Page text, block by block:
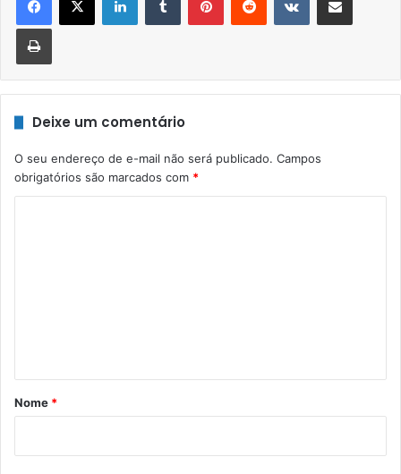
Imprimir
Deixe um comentário
O seu endereço de e-mail não será publicado. Campos
obrigatórios são marcados com *
rNome *